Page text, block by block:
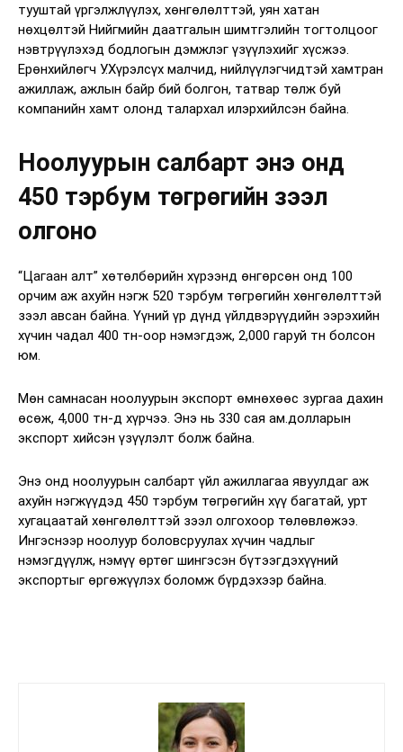
тууштай үргэлжлүүлэх, хөнгөлөлттэй, уян хатан
нөхцөлтэй Нийгмийн даатгалын шимтгэлийн тогтолцоог
нэвтрүүлэхэд бодлогын дэмжлэг үзүүлэхийг хүсжээ.
Ерөнхийлөгч У.Хүрэлсүх малчид, нийлүүлэгчидтэй хамтран
ажиллаж, ажлын байр бий болгон, татвар төлж буй
компанийн хамт олонд талархал илэрхийлсэн байна.
Ноолуурын салбарт энэ онд
450 тэрбум төгрөгийн зээл
олгоно
“Цагаан алт” хөтөлбөрийн хүрээнд өнгөрсөн онд 100
орчим аж ахуйн нэгж 520 тэрбум төгрөгийн хөнгөлөлттэй
зээл авсан байна. Үүний үр дүнд үйлдвэрүүдийн ээрэхийн
хүчин чадал 400 тн-оор нэмэгдэж, 2,000 гаруй тн болсон
юм.
Мөн самнасан ноолуурын экспорт өмнөхөөс зургаа дахин
өсөж, 4,000 тн-д хүрчээ. Энэ нь 330 сая ам.долларын
экспорт хийсэн үзүүлэлт болж байна.
Энэ онд ноолуурын салбарт үйл ажиллагаа явуулдаг аж
ахуйн нэгжүүдэд 450 тэрбум төгрөгийн хүү багатай, урт
хугацаатай хөнгөлөлттэй зээл олгохоор төлөвлөжээ.
Ингэснээр ноолуур боловсруулах хүчин чадлыг
нэмэгдүүлж, нэмүү өртөг шингэсэн бүтээгдэхүүний
экспортыг өргөжүүлэх боломж бүрдэхээр байна.